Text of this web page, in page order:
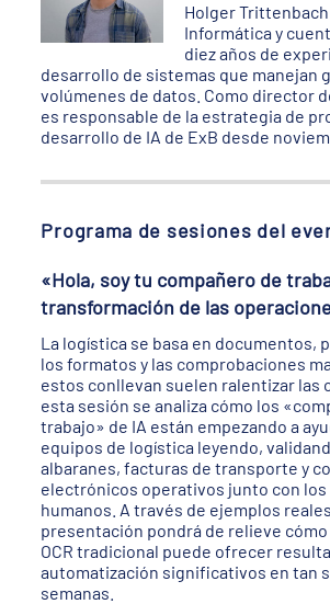
Holger
Informática y
diez años de
desarrollo de sistemas que manejan
volúmenes de datos. Como director
es responsable de la estrategia de
desarrollo de IA de ExB desde
Programa de sesiones del
«Hola, soy tu compañero de
transformación de las
La logística se basa en documentos,
los formatos y las comprobaciones
estos conllevan suelen ralentizar las
esta sesión se analiza cómo los
trabajo» de IA están empezando a
equipos de logística leyendo,
albaranes, facturas de transporte y
electrónicos operativos junto con
humanos. A través de ejemplos
presentación pondrá de relieve cómo
OCR tradicional puede ofrecer
automatización significativos en tan
semanas.